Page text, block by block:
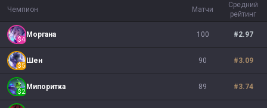
Чемпион Матчи
Средний
рейтинг
$4
Моргана 100 #2.97
$5
Шен 90 #3.09
$2
Мипоритка 89 #3.74